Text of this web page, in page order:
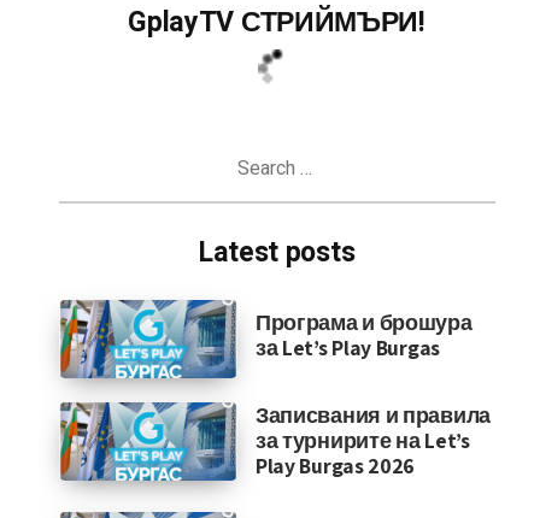
GplayTV СТРИЙМЪРИ!
Latest posts
Програма и брошура
за Let’s Play Burgas
Записвания и правила
за турнирите на Let’s
Play Burgas 2026